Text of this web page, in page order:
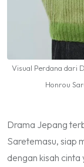
Visual Perdana dari
Honrou
Drama Jepang
Saretemasu, siap
dengan kisah cinta